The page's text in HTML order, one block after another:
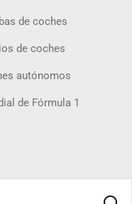
de coches
de coches
autónomos
de Fórmula 1